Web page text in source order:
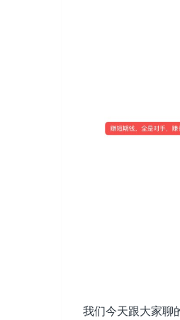
我们今天跟大家聊